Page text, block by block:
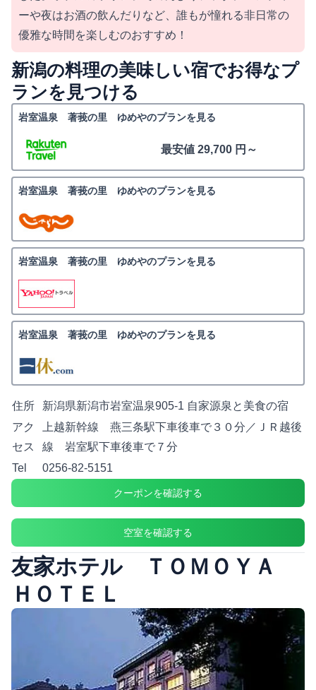
ーや夜はお酒の飲んだりなど、誰もが憧れる非日常の
優雅な時間を楽しむのおすすめ！
新潟の料理の美味しい宿でお得なプ
ランを見つける
岩室温泉 著莪の里 ゆめやのプランを見る
最安値 29,700 円～
岩室温泉 著莪の里 ゆめやのプランを見る
岩室温泉 著莪の里 ゆめやのプランを見る
岩室温泉 著莪の里 ゆめやのプランを見る
住所
新潟県新潟市岩室温泉905-1 自家源泉と美食の宿
アク
セス
上越新幹線 燕三条駅下車後車で３０分／ＪＲ越後
線 岩室駅下車後車で７分
Tel
0256-82-5151
クーポンを確認する
空室を確認する
友家ホテル ＴＯＭＯＹＡ
ＨＯＴＥＬ